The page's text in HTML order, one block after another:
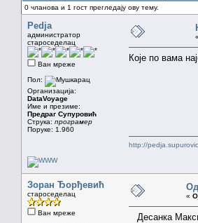
0 чланова и 1 гост прегледају ову тему.
Pedja
администратор
староседелац
Ван мреже
Пол:
Организација:
DataVoyage
Име и презиме:
Предраг Супуровић
Струка: програмер
Поруке: 1.960
«
Које по вама
http://
Зоран Ђорђевић
староседелац
Ван мреже
«
Десанка